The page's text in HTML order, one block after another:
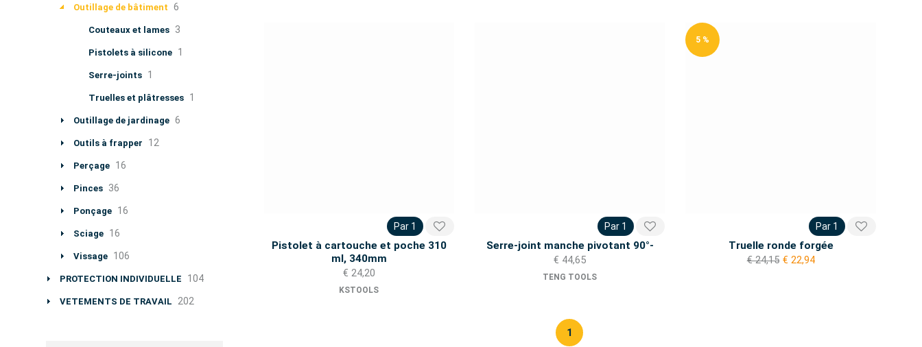
Par 1
Pistolet à cartouche et poche 310
ml, 340mm
€ 24,20
KSTOOLS
Par 1
Serre-joint manche pivotant 90°-
€ 44,65
TENG TOOLS
5 %
Par 1
Truelle ronde forgée
€ 24,15 € 22,94
1
Outillage de bâtiment 6
Couteaux et lames 3
Pistolets à silicone 1
Serre-joints 1
Truelles et plâtresses 1
Outillage de jardinage 6
Outils à frapper 12
Perçage 16
Pinces 36
Ponçage 16
Sciage 16
Vissage 106
PROTECTION INDIVIDUELLE 104
VETEMENTS DE TRAVAIL 202